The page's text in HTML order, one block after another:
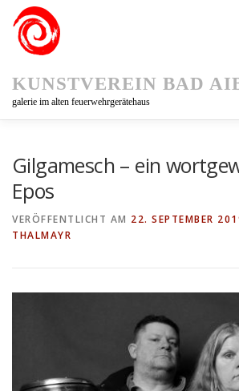
Inhalt
springen
KUNSTVEREIN BAD
galerie im alten feuerwehrgerätehaus
Gilgamesch – ein
Epos
VERÖFFENTLICHT AM 22. SEPTEMBER
THALMAYR